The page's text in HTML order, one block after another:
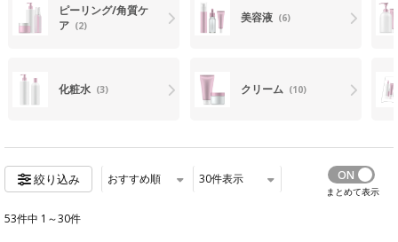
ピーリング/角質ケ
ア (2)
化粧水 (3)
美容液 (6)
クリーム (10)
絞り込み おすすめ順 30件表示
まとめて表示
53件中 1～30件